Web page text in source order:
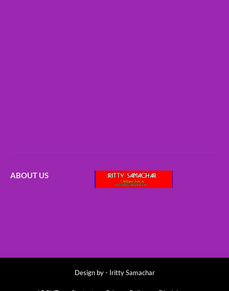
ABOUT US
Design by - Iritty Samachar